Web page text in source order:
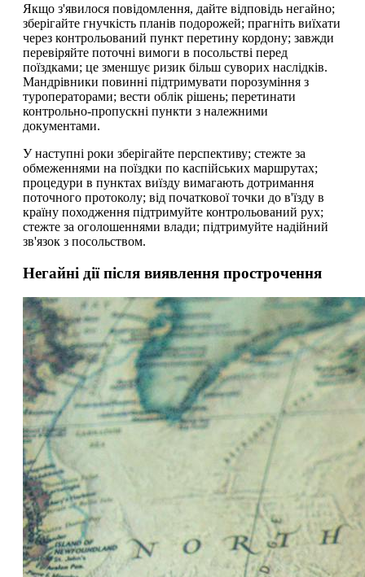
Якщо з'явилося повідомлення, дайте відповідь негайно;
зберігайте гнучкість планів подорожей; прагніть виїхати
через контрольований пункт перетину кордону; завжди
перевіряйте поточні вимоги в посольстві перед
поїздками; це зменшує ризик більш суворих наслідків.
Мандрівники повинні підтримувати порозуміння з
туроператорами; вести облік рішень; перетинати
контрольно-пропускні пункти з належними
документами.
У наступні роки зберігайте перспективу; стежте за
обмеженнями на поїздки по каспійських маршрутах;
процедури в пунктах виїзду вимагають дотримання
поточного протоколу; від початкової точки до в'їзду в
країну походження підтримуйте контрольований рух;
стежте за оголошеннями влади; підтримуйте надійний
зв'язок з посольством.
Негайні дії після виявлення прострочення